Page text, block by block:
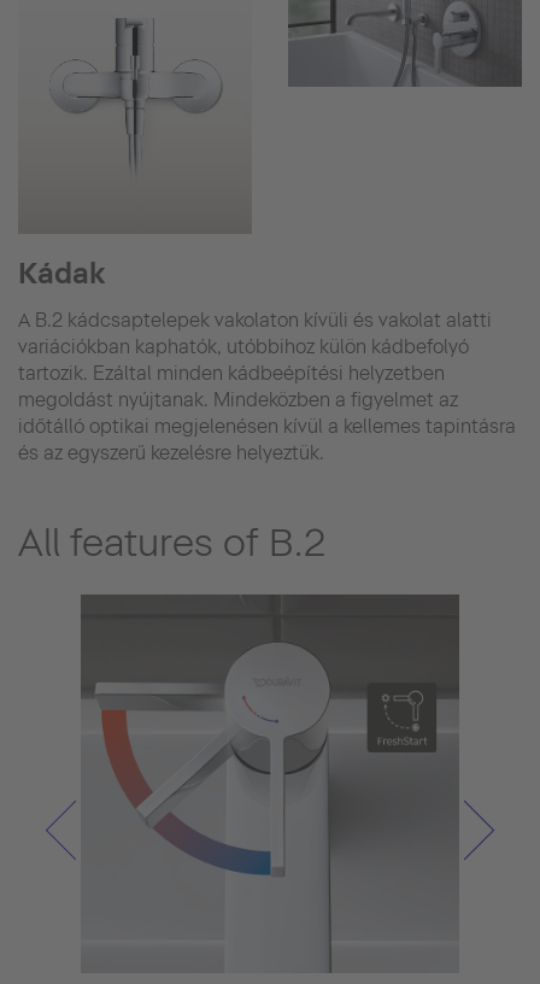
Kádak
A B.2 kádcsaptelepek vakolaton kívüli és vakolat alatti
variációkban kaphatók, utóbbihoz külön kádbefolyó
tartozik. Ezáltal minden kádbeépítési helyzetben
megoldást nyújtanak. Mindeközben a figyelmet az
időtálló optikai megjelenésen kívül a kellemes tapintásra
és az egyszerű kezelésre helyeztük.
All features of B.2